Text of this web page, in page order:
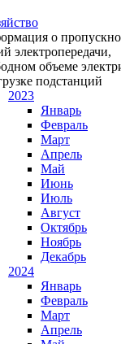
о
электропередачи,
объеме
подстанций
2023
Январь
Февраль
Март
Апрель
Май
Июнь
Июль
Август
Октябрь
Ноябрь
Декабрь
2024
Январь
Февраль
Март
Апрель